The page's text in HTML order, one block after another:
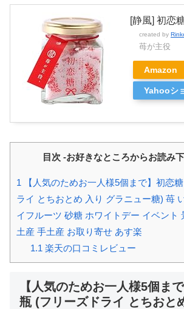
[静風] 初恋
created by
苺が主役
Amazon
Yahooシ
目次 -お好きなところからお読み
1 【人気のためお一人様5個まで】初恋
ライ とちおとめ 入り グラニュー糖) 苺
イフルーツ 砂糖 ホワイトデー イベント
土産 手土産 お取り寄せ あす楽
1.1 楽天の口コミレビュー
【人気のためお一人様5個ま
瓶 (フリーズドライ とちおと